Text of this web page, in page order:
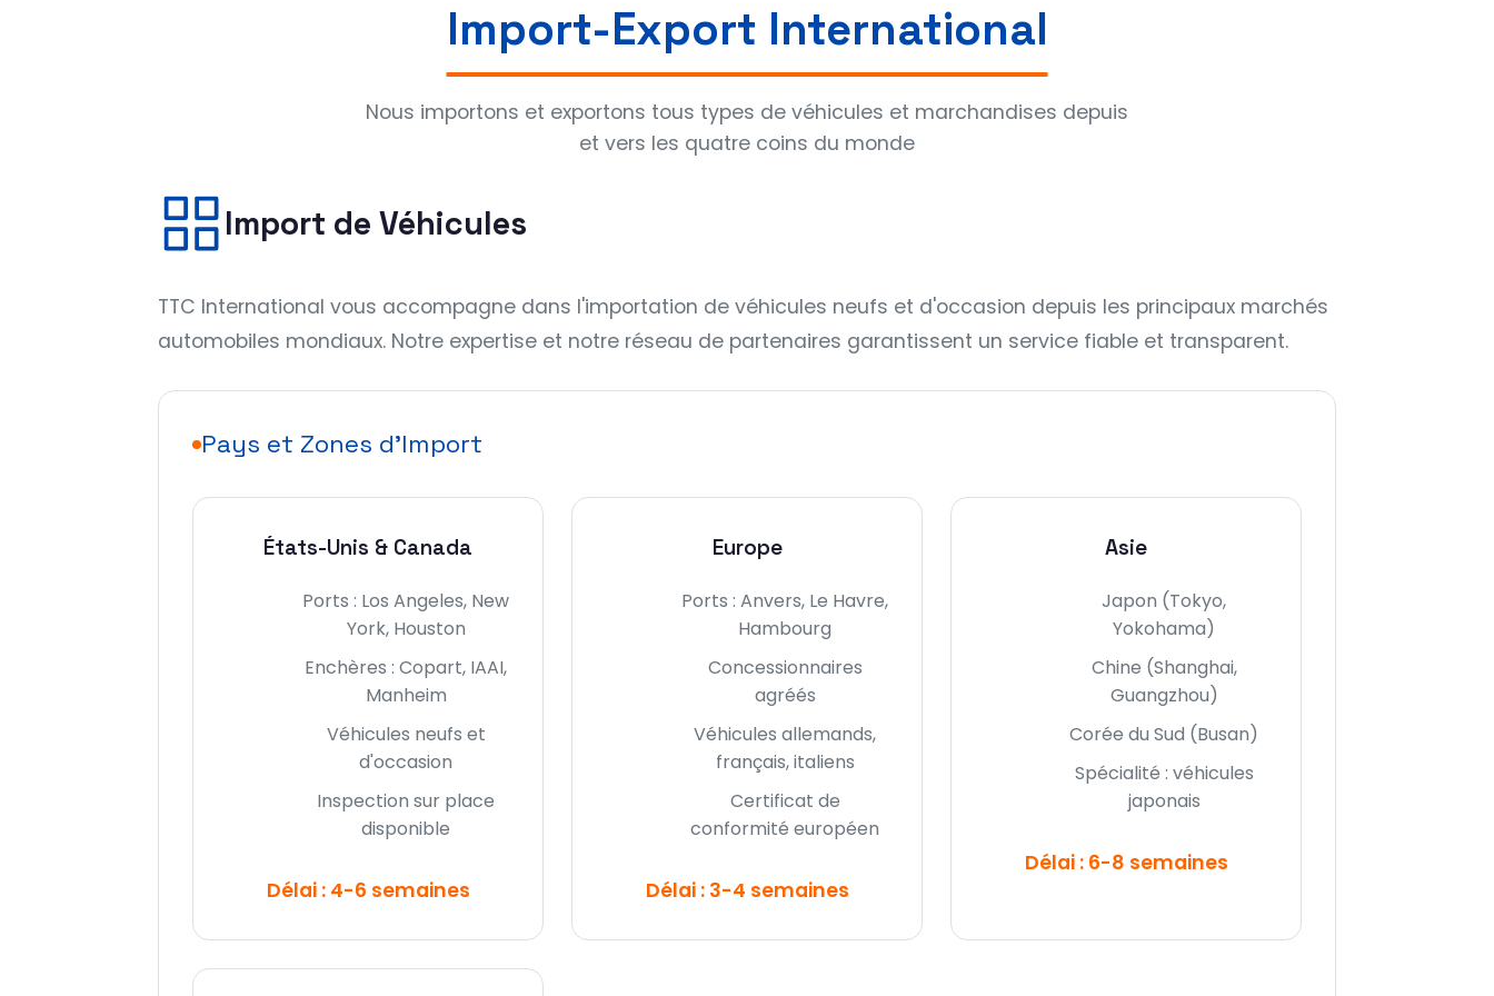
Import-Export International
Nous importons et exportons tous types de véhicules et marchandises depuis
et vers les quatre coins du monde
Import de Véhicules
TTC International vous accompagne dans l'importation de véhicules neufs et d'occasion depuis les principaux marchés
automobiles mondiaux. Notre expertise et notre réseau de partenaires garantissent un service fiable et transparent.
Pays et Zones d'Import
États-Unis & Canada
Ports : Los Angeles, New
York, Houston
Enchères : Copart, IAAI,
Manheim
Véhicules neufs et
d'occasion
Inspection sur place
disponible
Délai : 4-6 semaines
Europe
Ports : Anvers, Le Havre,
Hambourg
Concessionnaires
agréés
Véhicules allemands,
français, italiens
Certificat de
conformité européen
Délai : 3-4 semaines
Asie
Japon (Tokyo,
Yokohama)
Chine (Shanghai,
Guangzhou)
Corée du Sud (Busan)
Spécialité : véhicules
japonais
Délai : 6-8 semaines